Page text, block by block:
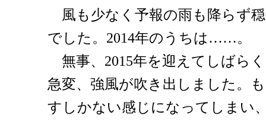
風も少なく予報の雨も降らず
でした。2014年のうちは……。
無事、2015年を迎えてしばら
急変、強風が吹き出しました。
すしかない感じになってしまい